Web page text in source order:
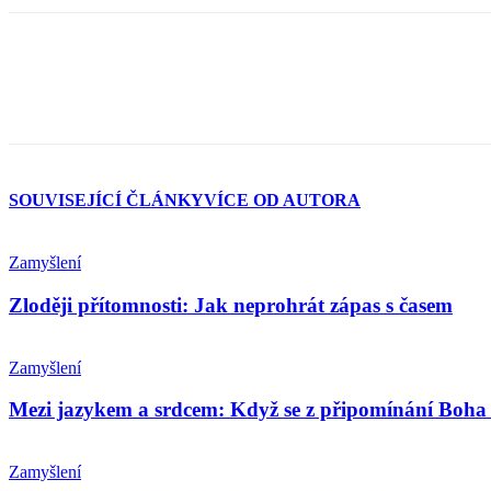
SOUVISEJÍCÍ ČLÁNKYVÍCE OD AUTORA
Zamyšlení
Zloději přítomnosti: Jak neprohrát zápas s časem
Zamyšlení
Mezi jazykem a srdcem: Když se z připomínání
Zamyšlení